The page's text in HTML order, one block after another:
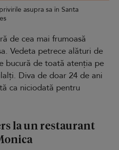
asupra sa în Santa
de cea mai frumoasă
Vedeta petrece alături de
bucură de toată atenția pe
Diva de doar 24 de ani
ca niciodată pentru
la un restaurant